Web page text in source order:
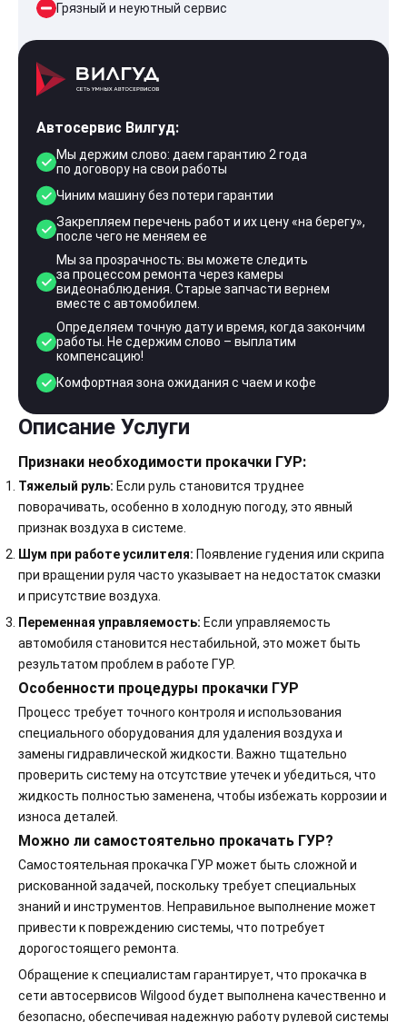
Грязный и неуютный сервис
Автосервис Вилгуд:
Мы держим слово: даем гарантию 2 года
по договору на свои работы
Чиним машину без потери гарантии
Закрепляем перечень работ и их цену «на берегу»,
после чего не меняем ее
Мы за прозрачность: вы можете следить
за процессом ремонта через камеры
видеонаблюдения. Старые запчасти вернем
вместе с автомобилем.
Определяем точную дату и время, когда закончим
работы. Не сдержим слово – выплатим
компенсацию!
Комфортная зона ожидания с чаем и кофе
Описание Услуги
Признаки необходимости прокачки ГУР:
Тяжелый руль: Если руль становится труднее
поворачивать, особенно в холодную погоду, это явный
признак воздуха в системе.
Шум при работе усилителя: Появление гудения или скрипа
при вращении руля часто указывает на недостаток смазки
и присутствие воздуха.
Переменная управляемость: Если управляемость
автомобиля становится нестабильной, это может быть
результатом проблем в работе ГУР.
Особенности процедуры прокачки ГУР
Процесс требует точного контроля и использования
специального оборудования для удаления воздуха и
замены гидравлической жидкости. Важно тщательно
проверить систему на отсутствие утечек и убедиться, что
жидкость полностью заменена, чтобы избежать коррозии и
износа деталей.
Можно ли самостоятельно прокачать ГУР?
Самостоятельная прокачка ГУР может быть сложной и
рискованной задачей, поскольку требует специальных
знаний и инструментов. Неправильное выполнение может
привести к повреждению системы, что потребует
дорогостоящего ремонта.
Обращение к специалистам гарантирует, что прокачка в
сети автосервисов Wilgood будет выполнена качественно и
безопасно, обеспечивая надежную работу рулевой системы